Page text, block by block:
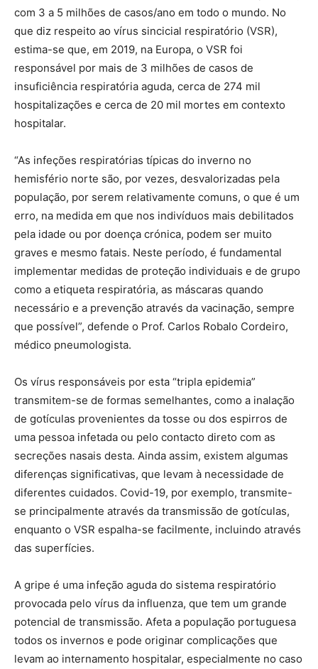
com 3 a 5 milhões de casos/ano em todo o mundo. No
que diz respeito ao vírus sincicial respiratório (VSR),
estima-se que, em 2019, na Europa, o VSR foi
responsável por mais de 3 milhões de casos de
insuficiência respiratória aguda, cerca de 274 mil
hospitalizações e cerca de 20 mil mortes em contexto
hospitalar.
“As infeções respiratórias típicas do inverno no
hemisfério norte são, por vezes, desvalorizadas pela
população, por serem relativamente comuns, o que é um
erro, na medida em que nos indivíduos mais debilitados
pela idade ou por doença crónica, podem ser muito
graves e mesmo fatais. Neste período, é fundamental
implementar medidas de proteção individuais e de grupo
como a etiqueta respiratória, as máscaras quando
necessário e a prevenção através da vacinação, sempre
que possível”, defende o Prof. Carlos Robalo Cordeiro,
médico pneumologista.
Os vírus responsáveis por esta “tripla epidemia”
transmitem-se de formas semelhantes, como a inalação
de gotículas provenientes da tosse ou dos espirros de
uma pessoa infetada ou pelo contacto direto com as
secreções nasais desta. Ainda assim, existem algumas
diferenças significativas, que levam à necessidade de
diferentes cuidados. Covid-19, por exemplo, transmite-
se principalmente através da transmissão de gotículas,
enquanto o VSR espalha-se facilmente, incluindo através
das superfícies.
A gripe é uma infeção aguda do sistema respiratório
provocada pelo vírus da influenza, que tem um grande
potencial de transmissão. Afeta a população portuguesa
todos os invernos e pode originar complicações que
levam ao internamento hospitalar, especialmente no caso